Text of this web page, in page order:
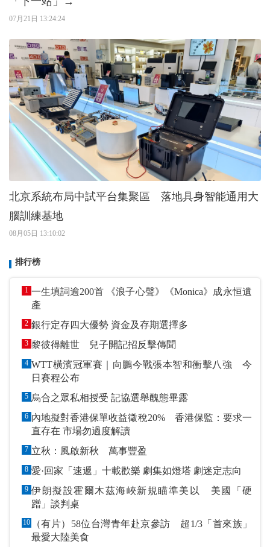
07月21日 13:24:24
北京系統布局中試平台集聚區 落地具身智能通用大
腦訓練基地
08月05日 13:10:02
排行榜
1 一生填詞逾200首 《浪子心聲》《Monica》成永恒遺
產
2 銀行定存四大優勢 資金及存期選擇多
3 黎彼得離世 兒子開記招反擊傳聞
4 WTT橫濱冠軍賽｜向鵬今戰張本智和衝擊八強 今
日賽程公布
5 烏合之眾私相授受 記協選舉醜態畢露
6 內地擬對香港保單收益徵稅20% 香港保監：要求一
直存在 市場勿過度解讀
7 立秋：風啟新秋 萬事豐盈
8 愛·回家「速遞」十載歡樂 劇集如燈塔 劇迷定志向
9 伊朗擬設霍爾木茲海峽新規瞄準美以 美國「硬
蹭」談判桌
10
（有片）58位台灣青年赴京參訪 超1/3「首來族」
最愛大陸美食